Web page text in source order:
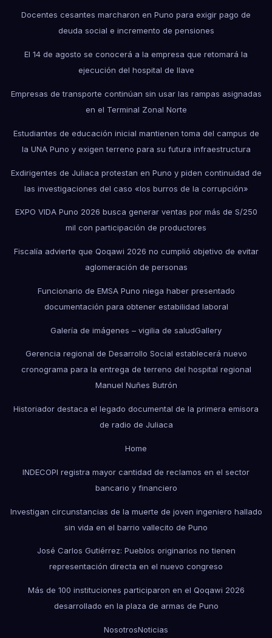
Docentes cesantes marcharon en Puno para exigir pago de
deuda social e incremento de pensiones
El 14 de agosto se conocerá a la empresa que retomará la
ejecución del hospital de Ilave
Empresas de transporte continúan sin usar las rampas asignadas
en el Terminal Zonal Norte
Estudiantes de educación inicial mantienen toma del campus de
la UNA Puno y exigen terreno para su futura infraestructura
Exdirigentes de Juliaca protestan en Puno y piden continuidad de
las investigaciones del caso «los burros de la corrupción»
EXPO VIDA Puno 2026 busca generar ventas por más de S/250
mil con participación de productores
Fiscalía advierte que Qoqawi 2026 no cumplió objetivo de evitar
aglomeración de personas
Funcionario de EMSA Puno niega haber presentado
documentación para obtener estabilidad laboral
Galería de imágenes – vigilia de saludGallery
Gerencia regional de Desarrollo Social establecerá nuevo
cronograma para la entrega de terreno del hospital regional
Manuel Nuñes Butrón
Historiador destaca el legado documental de la primera emisora
de radio de Juliaca
Home
INDECOPI registra mayor cantidad de reclamos en el sector
bancario y financiero
Investigan circunstancias de la muerte de joven ingeniero hallado
sin vida en el barrio vallecito de Puno
José Carlos Gutiérrez: Pueblos originarios no tienen
representación directa en el nuevo congreso
Más de 100 instituciones participaron en el Qoqawi 2026
desarrollado en la plaza de armas de Puno
NosotrosNoticias